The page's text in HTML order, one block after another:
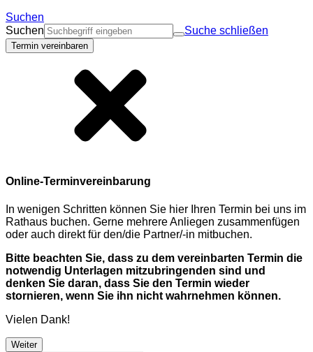
Suchen
Suchen
Suche schließen
Termin vereinbaren
Online-Terminvereinbarung
In wenigen Schritten können Sie hier Ihren Termin bei uns im
Rathaus buchen. Gerne mehrere Anliegen zusammenfügen
oder auch direkt für den/die Partner/-in mitbuchen.
Bitte beachten Sie, dass zu dem vereinbarten Termin die
notwendig Unterlagen mitzubringenden sind und
denken Sie daran, dass Sie den Termin wieder
stornieren, wenn Sie ihn nicht wahrnehmen können.
Vielen Dank!
Weiter